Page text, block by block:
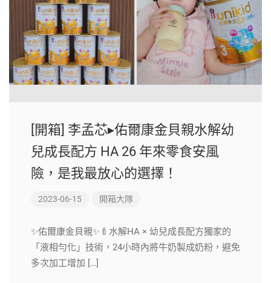
[開箱] 李孟芯▸佑爾康金貝親水解幼
兒成長配方 HA 26 年來零食安風
險，是我最放心的選擇！
2023-06-15 開箱大隊
✨佑爾康金貝親✨🍼水解HA × 幼兒成長配方獨家的
「液相勻化」技術，24小時內將牛奶製成奶粉，避免
多次加工增加 […]